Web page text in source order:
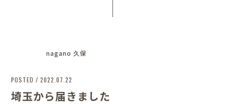
nagano 久保
POSTED / 2022.07.22
埼玉から届きました